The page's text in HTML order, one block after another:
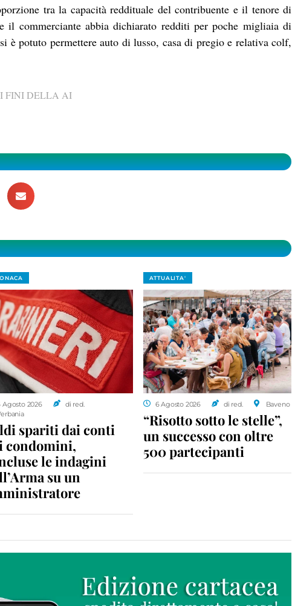
tra la capacità reddituale del contribuente e il tenore di
il commerciante abbia dichiarato redditi per poche migliaia di
è potuto permettere auto di lusso, casa di pregio e relativa colf,
FINI DELLA AI
Agosto 2026
di red.
spariti dai conti
condomini,
le indagini
su un
ATTUALITA'
6 Agosto 2026 di red. Baveno
“Risotto sotto le stelle”,
un successo con oltre
500 partecipanti